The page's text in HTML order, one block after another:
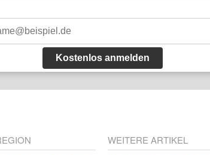
Kostenlos anmelden
WEITERE ARTIKEL